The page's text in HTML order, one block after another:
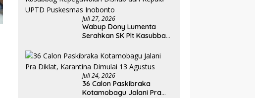
Juli 27, 2026
Wabup Dony Lumenta
Serahkan SK Plt Kasubbag
Kepala UPTD Puskesmas
Inobonto
Juli 24, 2026
36 Calon Paskibraka
Kotamobagu Jalani Pra